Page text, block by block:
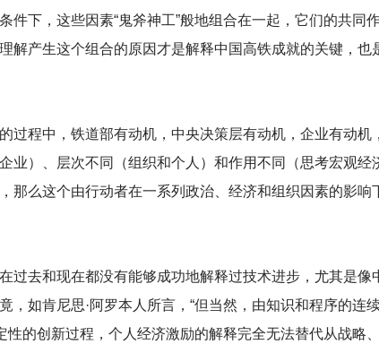
件下，这些因素“鬼斧神工”般地组合在一起，它们的共同
解产生这个组合的原因才是解释中国高铁成就的关键，也
过程中，铁道部有动机，中央决策层有动机，企业有动机
业）、层次不同（组织和个人）和作用不同（思考宏观
那么这个由行动者在一系列政治、经济和组织因素的影响
过去和现在都没有能够成功地解释过技术进步，尤其是
，如肯尼思·阿罗本人所言，“但当然，由知识和程序的连
性的创新过程，个人经济激励的解释完全无法替代从战略